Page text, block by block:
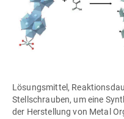
Lösungsmittel,
Stellschrauben, um eine
der Herstellung von Metal